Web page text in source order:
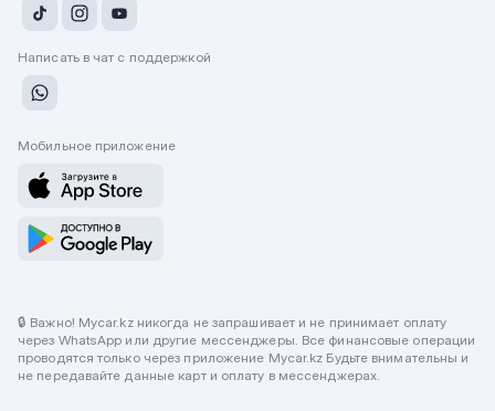
Написать в чат с поддержкой
Мобильное приложение
🔒 Важно! Mycar.kz никогда не запрашивает и не принимает оплату
через WhatsApp или другие мессенджеры. Все финансовые операции
проводятся только через приложение Mycar.kz Будьте внимательны и
не передавайте данные карт и оплату в мессенджерах.